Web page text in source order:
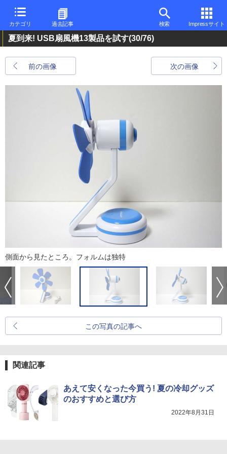
カテゴリ 過去記事 検索 Impressサイト
夏到来! USB扇風機13製品を試す(30/76)
前の画像 次の画像
側面から見たところ。フォルムは独特
この写真の記事へ
関連記事
あえて安くなった今買う! 夏の冷却グッズ
のおすすめと選び方
2022年8月31日